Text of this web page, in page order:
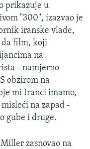
prikazuje u
"300", izazvao je
iranske vlade,
da film, koji
na
- namjerno
obzirom na
mi Iranci imamo,
na zapad -
gube i druge.
zasnovao na